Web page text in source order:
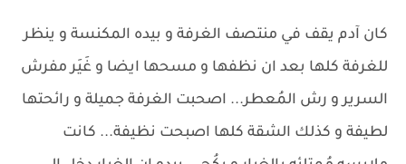
كان آدم يقف في منتصف الغرفة و بيده المكنسة و ينظر
للغرفة كلها بعد ان نظفها و مسحها ايضا و غَيَر مفرش
السرير و رش المُعطر... اصحبت الغرفة جميلة و رائحتها
لطيفة و كذلك الشقة كلها اصبحت نظيفة... كانت